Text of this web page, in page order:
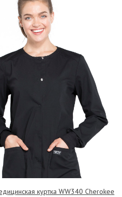
куртка WW340 Cherokee